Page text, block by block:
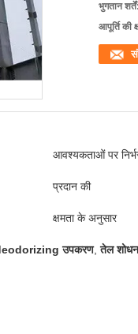
भुगतान शर्तें:
आपूर्ति की
आवश्यकताओं पर
प्रदान की
क्षमता के अनुसार
उपकरण,तेल